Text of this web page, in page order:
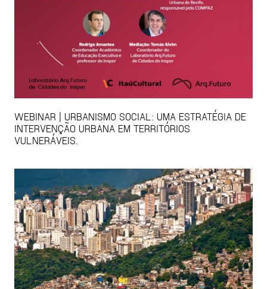
WEBINAR | URBANISMO SOCIAL: UMA ESTRATÉGIA DE
INTERVENÇÃO URBANA EM TERRITÓRIOS
VULNERÁVEIS.